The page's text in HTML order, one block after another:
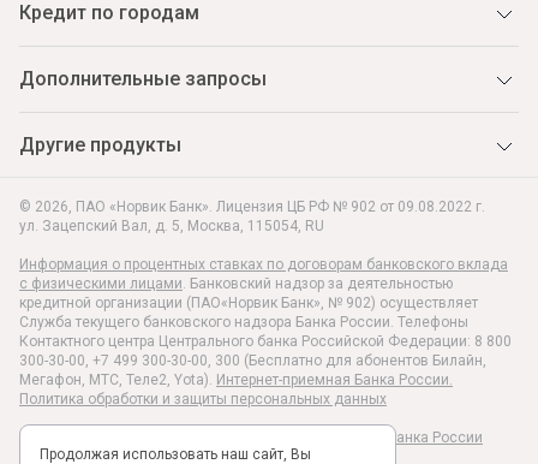
© 2026, ПАО «Норвик Банк». Лицензия ЦБ РФ № 902 от 09.08.2022 г.
ул. Зацепский Вал, д. 5, Москва, 115054, RU
Информация о процентных ставках по договорам банковского вклада
с физическими лицами. Банковский надзор за деятельностью
кредитной организации (ПАО«Норвик Банк», № 902) осуществляет
Служба текущего банковского надзора Банка России. Телефоны
Контактного центра Центрального банка Российской Федерации: 8 800
300-30-00, +7 499 300-30-00, 300 (Бесплатно для абонентов Билайн,
Мегафон, МТС, Теле2, Yota). Интернет-приемная Банка России.
Политика обработки и защиты персональных данных
Раскрытие информации в соответствии c Указанием Банка России
№6496-У
Кредит по городам
Дополнительные запросы
Другие продукты
Продолжая использовать наш сайт, Вы